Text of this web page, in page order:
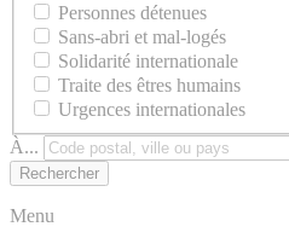
Personnes détenues
Sans-abri et mal-logés
Solidarité internationale
Traite des êtres humains
Urgences internationales
À...
Menu